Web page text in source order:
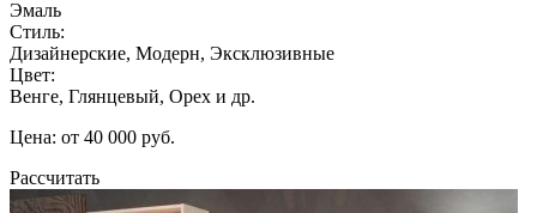
Эмаль
Стиль:
Дизайнерские, Модерн, Эксклюзивные
Цвет:
Венге, Глянцевый, Орех и др.
Цена: от 40 000 руб.
Рассчитать